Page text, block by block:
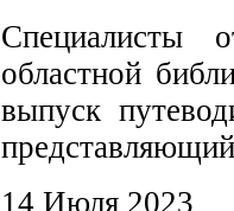
Специалисты
областной
выпуск
14 Июля 2023